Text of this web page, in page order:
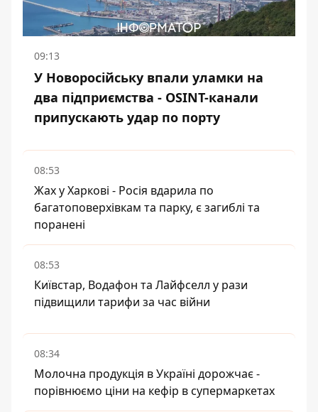
09:13
У Новоросійську впали уламки на
два підприємства - OSINT-канали
припускають удар по порту
08:53
Жах у Харкові - Росія вдарила по
багатоповерхівкам та парку, є загиблі та
поранені
08:53
Київстар, Водафон та Лайфселл у рази
підвищили тарифи за час війни
08:34
Молочна продукція в Україні дорожчає -
порівнюємо ціни на кефір в супермаркетах